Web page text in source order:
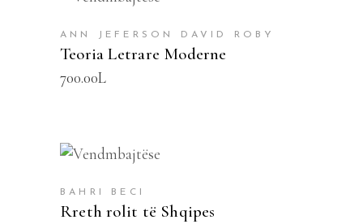
SHTOJE NË SHPORTË
ANN JEFERSON DAVID ROBY
Teoria Letrare Moderne
700.00L
SHTOJE NË SHPORTË
BAHRI BECI
Rreth rolit të Shqipes